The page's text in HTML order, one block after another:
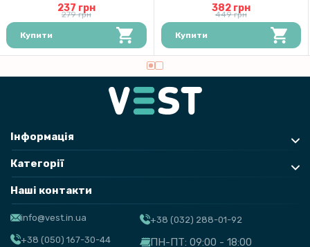
237 грн
279 грн
Купити
382 грн
449 грн
Купити
Інформація
Категорії
Наші контакти
info@vest.in.ua
+38 (050) 167-30-44
+38 (032) 288-01-92
ПН-ПТ: 09:00 - 18:00